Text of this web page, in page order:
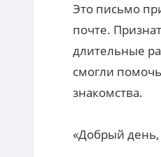
Это письмо
почте.
длительные
смогли
знакомства.
«Добрый день,